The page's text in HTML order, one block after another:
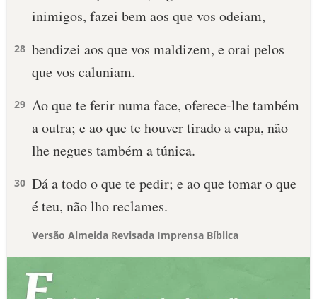
inimigos, fazei bem aos que vos odeiam,
28 bendizei aos que vos maldizem, e orai pelos
que vos caluniam.
29 Ao que te ferir numa face, oferece-lhe também
a outra; e ao que te houver tirado a capa, não
lhe negues também a túnica.
30 Dá a todo o que te pedir; e ao que tomar o que
é teu, não lho reclames.
Versão Almeida Revisada Imprensa Bíblica